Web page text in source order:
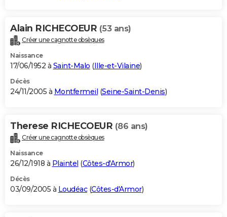
Alain RICHECOEUR (53 ans)
Créer une cagnotte obsèques
Naissance
17/06/1952 à Saint-Malo (Ille-et-Vilaine)
Décès
24/11/2005 à Montfermeil (Seine-Saint-Denis)
Therese RICHECOEUR (86 ans)
Créer une cagnotte obsèques
Naissance
26/12/1918 à Plaintel (Côtes-d'Armor)
Décès
03/09/2005 à Loudéac(Côtes-d'Armor)